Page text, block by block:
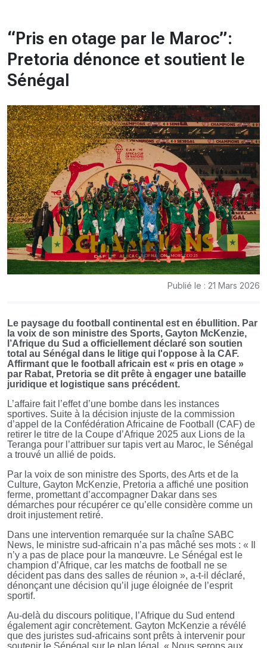
“Pris en otage par le Maroc”:
Pretoria dénonce et soutient le
Sénégal
Publié le : 21 Mars 2026
Le paysage du football continental est en ébullition. Par
la voix de son ministre des Sports, Gayton McKenzie,
l’Afrique du Sud a officiellement déclaré son soutien
total au Sénégal dans le litige qui l'oppose à la CAF.
Affirmant que le football africain est « pris en otage »
par Rabat, Pretoria se dit prête à engager une bataille
juridique et logistique sans précédent.
L’affaire fait l’effet d’une bombe dans les instances
sportives. Suite à la décision injuste de la commission
d’appel de la Confédération Africaine de Football (CAF) de
retirer le titre de la Coupe d’Afrique 2025 aux Lions de la
Teranga pour l’attribuer sur tapis vert au Maroc, le Sénégal
a trouvé un allié de poids.
Par la voix de son ministre des Sports, des Arts et de la
Culture, Gayton McKenzie, Pretoria a affiché une position
ferme, promettant d’accompagner Dakar dans ses
démarches pour récupérer ce qu’elle considère comme un
droit injustement retiré.
Dans une intervention remarquée sur la chaîne SABC
News, le ministre sud-africain n’a pas mâché ses mots : « Il
n’y a pas de place pour la manœuvre. Le Sénégal est le
champion d’Afrique, car les matchs de football ne se
décident pas dans des salles de réunion », a-t-il déclaré,
dénonçant une décision qu’il juge éloignée de l’esprit
sportif.
Au-delà du discours politique, l’Afrique du Sud entend
également agir concrètement. Gayton McKenzie a révélé
que des juristes sud-africains sont prêts à intervenir pour
soutenir le Sénégal sur le plan légal. « Nous serons aux